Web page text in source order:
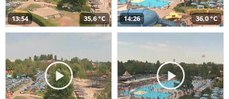
13:54 35,6 °C 14:26 36,0 °C